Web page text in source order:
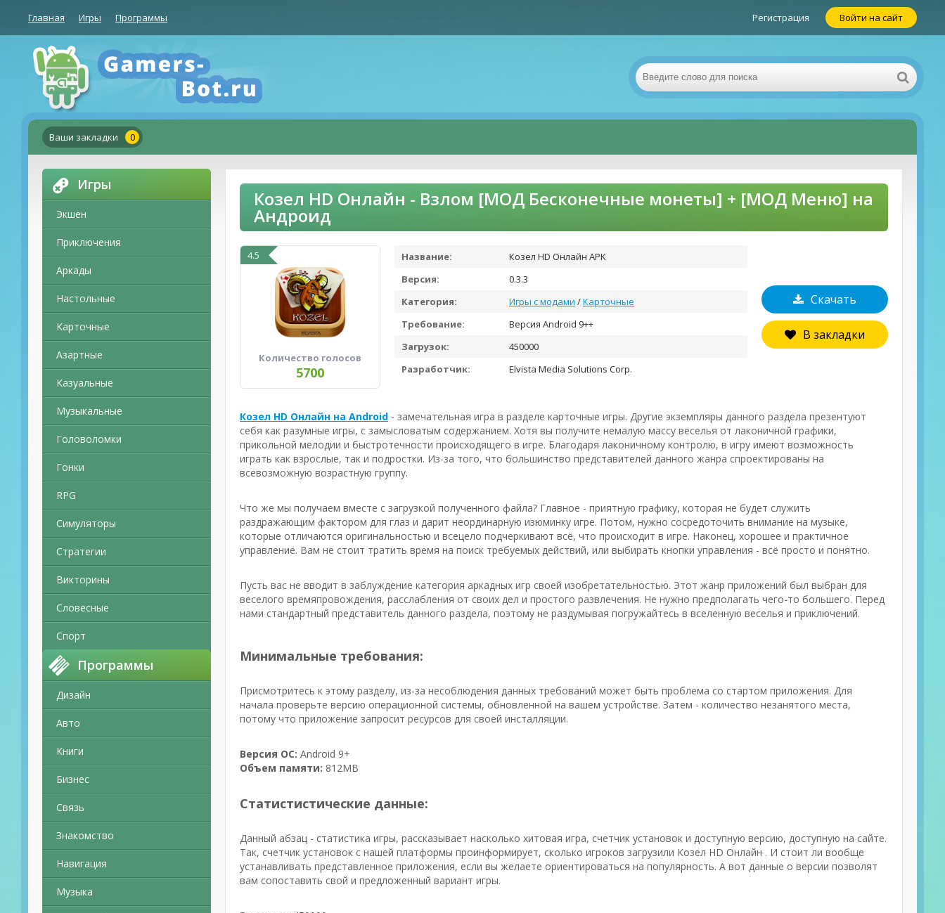
Главная Игры Программы Регистрация Войти на сайт
Ваши закладки 0
Игры
Экшен
Приключения
Аркады
Настольные
Карточные
Азартные
Казуальные
Музыкальные
Головоломки
Гонки
RPG
Симуляторы
Стратегии
Викторины
Словесные
Спорт
Программы
Дизайн
Авто
Книги
Бизнес
Связь
Знакомство
Навигация
Музыка
Козел HD Онлайн - Взлом [МОД Бесконечные монеты] + [МОД Меню] на
Андроид
4.5
Количество голосов
5700
Скачать
В закладки
Название:
Козел HD Онлайн APK
Версия:
0.3.3
Категория:
Игры с модами /Карточные
Требование:
Версия Android 9++
Загрузок:
450000
Разработчик:
Elvista Media Solutions Corp.
Козел HD Онлайн на Android - замечательная игра в разделе карточные игры. Другие экземпляры данного раздела презентуют
себя как разумные игры, с замысловатым содержанием. Хотя вы получите немалую массу веселья от лаконичной графики,
прикольной мелодии и быстротечности происходящего в игре. Благодаря лаконичному контролю, в игру имеют возможность
играть как взрослые, так и подростки. Из-за того, что большинство представителей данного жанра спроектированы на
всевозможную возрастную группу.
Что же мы получаем вместе с загрузкой полученного файла? Главное - приятную графику, которая не будет служить
раздражающим фактором для глаз и дарит неординарную изюминку игре. Потом, нужно сосредоточить внимание на музыке,
которые отличаются оригинальностью и всецело подчеркивают всё, что происходит в игре. Наконец, хорошее и практичное
управление. Вам не стоит тратить время на поиск требуемых действий, или выбирать кнопки управления - всё просто и понятно.
Пусть вас не вводит в заблуждение категория аркадных игр своей изобретательностью. Этот жанр приложений был выбран для
веселого времяпровождения, расслабления от своих дел и простого развлечения. Не нужно предполагать чего-то большего. Перед
нами стандартный представитель данного раздела, поэтому не раздумывая погружайтесь в вселенную веселья и приключений.
Минимальные требования:
Присмотритесь к этому разделу, из-за несоблюдения данных требований может быть проблема со стартом приложения. Для
начала проверьте версию операционной системы, обновленной на вашем устройстве. Затем - количество незанятого места,
потому что приложение запросит ресурсов для своей инсталляции.
Версия ОС: Android 9+
Объем памяти: 812MB
Статистистические данные:
Данный абзац - статистика игры, рассказывает насколько хитовая игра, счетчик установок и доступную версию, доступную на сайте.
Так, счетчик установок с нашей платформы проинформирует, сколько игроков загрузили Козел HD Онлайн . И стоит ли вообще
устанавливать представленное приложения, если вы желаете ориентироваться на популярность. А вот данные о версии позволят
вам сопоставить свой и предложенный вариант игры.